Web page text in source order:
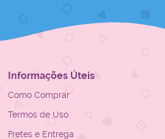
Informações Úteis
Como Comprar
Termos de Uso
Fretes e Entrega